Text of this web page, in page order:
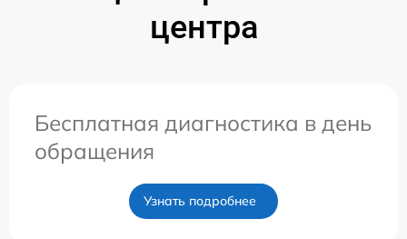
центра
Бесплатная диагностика в день
обращения
Узнать подробнее